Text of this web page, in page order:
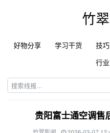
竹
好物分享 学习干货 技
行
贵阳富士通空调售